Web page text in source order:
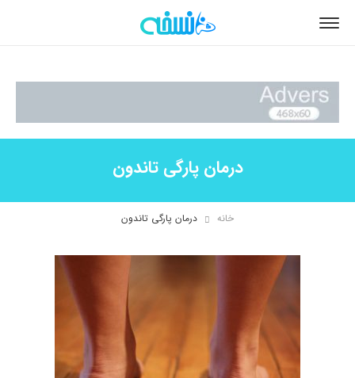
درمان پارگی تاندون
خانه درمان پارگی تاندون